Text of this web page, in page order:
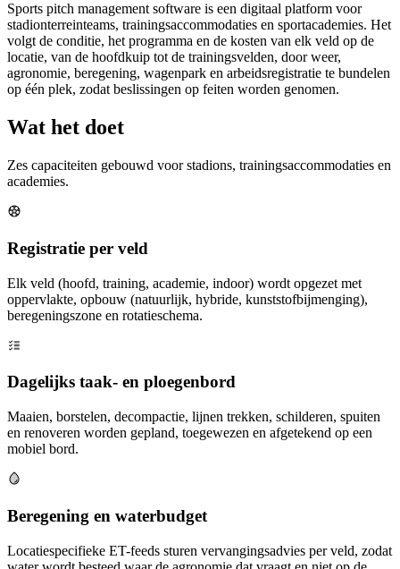
Sports pitch management software is een digitaal platform voor
stadionterreinteams, trainingsaccommodaties en sportacademies. Het
volgt de conditie, het programma en de kosten van elk veld op de
locatie, van de hoofdkuip tot de trainingsvelden, door weer,
agronomie, beregening, wagenpark en arbeidsregistratie te bundelen
op één plek, zodat beslissingen op feiten worden genomen.
Wat het doet
Zes capaciteiten gebouwd voor stadions, trainingsaccommodaties en
academies.
Registratie per veld
Elk veld (hoofd, training, academie, indoor) wordt opgezet met
oppervlakte, opbouw (natuurlijk, hybride, kunststofbijmenging),
beregeningszone en rotatieschema.
Dagelijks taak- en ploegenbord
Maaien, borstelen, decompactie, lijnen trekken, schilderen, spuiten
en renoveren worden gepland, toegewezen en afgetekend op een
mobiel bord.
Beregening en waterbudget
Locatiespecifieke ET-feeds sturen vervangingsadvies per veld, zodat